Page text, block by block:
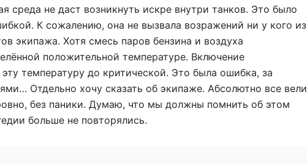
среда не даст возникнуть искре внутри танков. Это было
К сожалению, она не вызвала возражений ни у кого из
экипажа. Хотя смесь паров бензина и воздуха
положительной температуре. Включение
температуру до критической. Это была ошибка, за
Отдельно хочу сказать об экипаже. Абсолютно все вели
без паники. Думаю, что мы должны помнить об этом
больше не повторялись.